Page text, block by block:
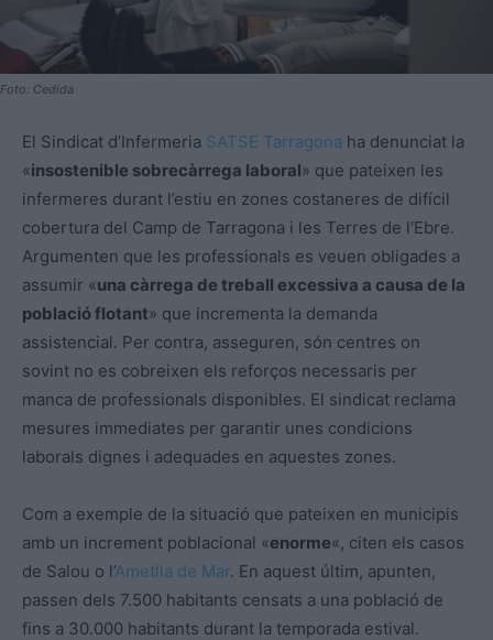
Foto: Cedida
El Sindicat d’Infermeria SATSE Tarragona ha denunciat la
«insostenible sobrecàrrega laboral» que pateixen les
infermeres durant l’estiu en zones costaneres de difícil
cobertura del Camp de Tarragona i les Terres de l’Ebre.
Argumenten que les professionals es veuen obligades a
assumir «una càrrega de treball excessiva a causa de la
població flotant» que incrementa la demanda
assistencial. Per contra, asseguren, són centres on
sovint no es cobreixen els reforços necessaris per
manca de professionals disponibles. El sindicat reclama
mesures immediates per garantir unes condicions
laborals dignes i adequades en aquestes zones.
Com a exemple de la situació que pateixen en municipis
amb un increment poblacional «enorme«, citen els casos
de Salou o l’Ametlla de Mar. En aquest últim, apunten,
passen dels 7.500 habitants censats a una població de
fins a 30.000 habitants durant la temporada estival.